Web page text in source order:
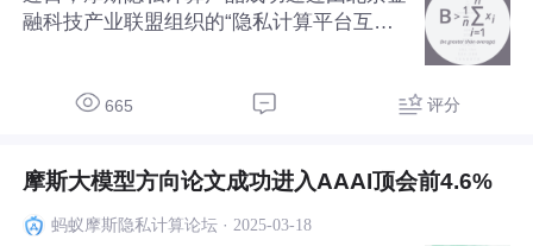
融科技产业联盟组织的“隐私计算平台互联
涵盖管理层、控制层、传输层、安全性和金
665 评分
摩斯大模型方向论文成功进入AAAI顶会前4.6%
蚂蚁摩斯隐私计算论坛· 2025-03-18